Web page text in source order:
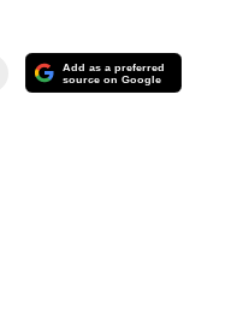
Add as a preferred
source on Google